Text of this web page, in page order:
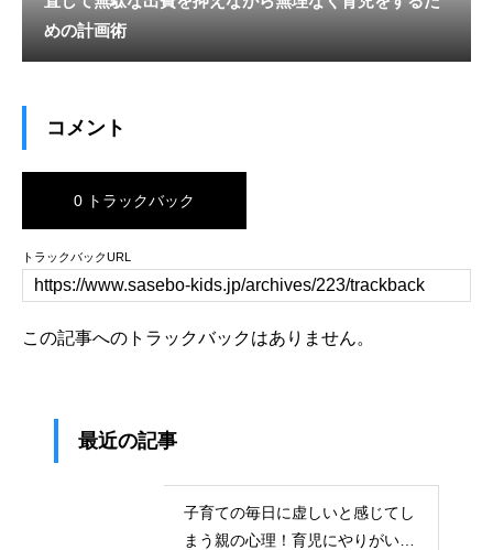
めの計画術
コメント
0 トラックバック
トラックバックURL
この記事へのトラックバックはありません。
最近の記事
子育ての毎日に虚しいと感じてし
まう親の心理！育児にやりがいを